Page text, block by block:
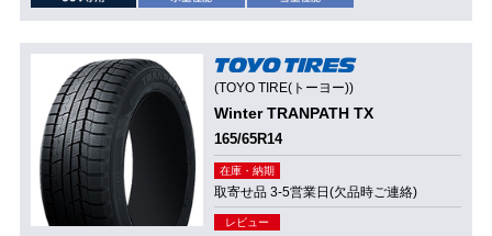
(TOYO TIRE(トーヨー))
Winter TRANPATH TX
165/65R14
在庫・納期
取寄せ品 3-5営業日(欠品時ご連絡)
レビュー